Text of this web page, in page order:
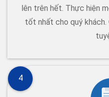
lên trên hết. Thực hiện
tốt nhất cho quý khách.
4